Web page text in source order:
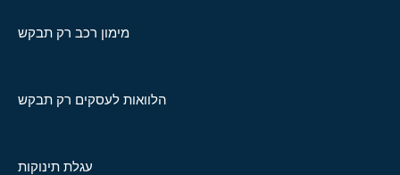
מימון רכב רק תבקש
הלוואות לעסקים רק תבקש
עגלת תינוקות